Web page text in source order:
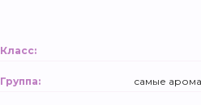
Класс:
Группа: самые